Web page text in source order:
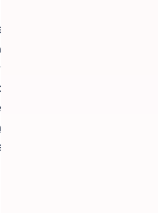
par
par nos
Comprendre les
est un atout précieux
seduire un homme
En alliant
ouvrez grand la
ne demande qu’à